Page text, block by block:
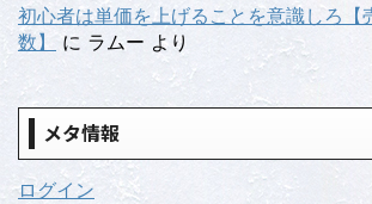
初心者は単価を上げることを意識しろ【
数】
に ラムー より
メタ情報
ログイン